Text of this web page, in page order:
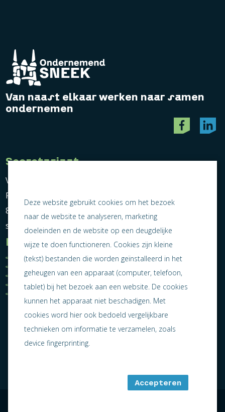
Van naast elkaar werken naar samen
ondernemen
Secretariaat
Vereniging Ondernemend Sneek
Postbus 464
8600 AL Sneek
secretariaat@ondernemendsneek.nl
Informatie
Ledenoverzicht
Algemene voorwaarden
Privacy statement
Jaarverslag 2025
Nieuws
Lid worden
Contact
Deze website gebruikt cookies om het bezoek
naar de website te analyseren, marketing
doeleinden en de website op een deugdelijke
wijze te doen functioneren. Cookies zijn kleine
(tekst) bestanden die worden geïnstalleerd in het
geheugen van een apparaat (computer, telefoon,
tablet) bij het bezoek aan een website. De cookies
kunnen het apparaat niet beschadigen. Met
cookies word hier ook bedoeld vergelijkbare
technieken om informatie te verzamelen, zoals
device fingerprinting.
Accepteren